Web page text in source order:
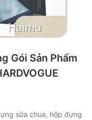
Gói Sản Phẩm
sữa chua, hộp đựng